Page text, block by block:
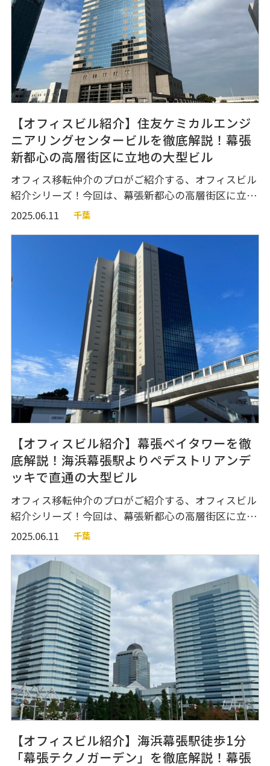
【オフィスビル紹介】住友ケミカルエンジ
ニアリングセンタービルを徹底解説！幕張
新都心の高層街区に立地の大型ビル
オフィス移転仲介のプロがご紹介する、オフィスビル
紹介シリーズ！今回は、幕張新都心の高層街区に立地
するビル『住友ケミカルエンジニアリングセンタービ
ホール、共用部分、オフィスフロア、ビル設備、周辺
施設などをご紹介しています。図面や360度VR内覧動
画もあるので、幕張周辺で高層ビルへのご移転をご検
討中の方はぜひご参
2025.06.11 千葉
【オフィスビル紹介】幕張ベイタワーを徹
底解説！海浜幕張駅よりペデストリアンデ
ッキで直通の大型ビル
オフィス移転仲介のプロがご紹介する、オフィスビル
紹介シリーズ！今回は、幕張新都心の高層街区に立地
するビル『幕張ベイタワー』のご紹介です。 ビルエン
フロア、ビル設備、周辺施設などをご紹介していま
す。図面や360度VR内覧動画もあるので、幕張周辺で
高層ビルへのご移転をご検討中の方はぜひご参考にし
てください！ 物件概
2025.06.11 千葉
【オフィスビル紹介】海浜幕張駅徒歩1分
「幕張テクノガーデン」を徹底解説！幕張